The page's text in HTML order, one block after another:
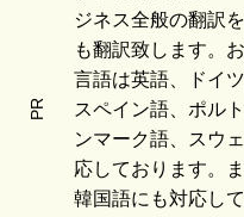
PR
ジネス全般の翻訳
も翻訳致します。
言語は英語、ドイ
スペイン語、ポルト
ンマーク語、スウ
応しております。
韓国語にも対応し